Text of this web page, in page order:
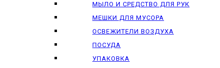
МЫЛО И СРЕДСТВО ДЛЯ РУК
МЕШКИ ДЛЯ МУСОРА
ОСВЕЖИТЕЛИ ВОЗДУХА
ПОСУДА
УПАКОВКА